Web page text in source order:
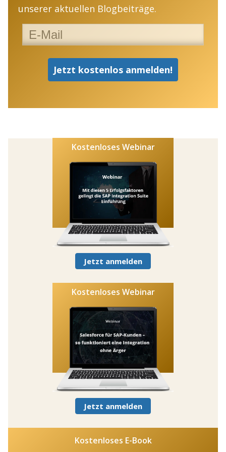
unserer aktuellen Blogbeiträge.
Kostenloses Webinar
Jetzt anmelden
Kostenloses Webinar
Jetzt anmelden
Kostenloses E-Book